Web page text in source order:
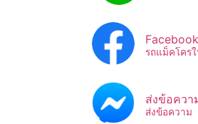
Facebook
รถแม็คโคร
ส่งข้อควา
ส่งข้อความ